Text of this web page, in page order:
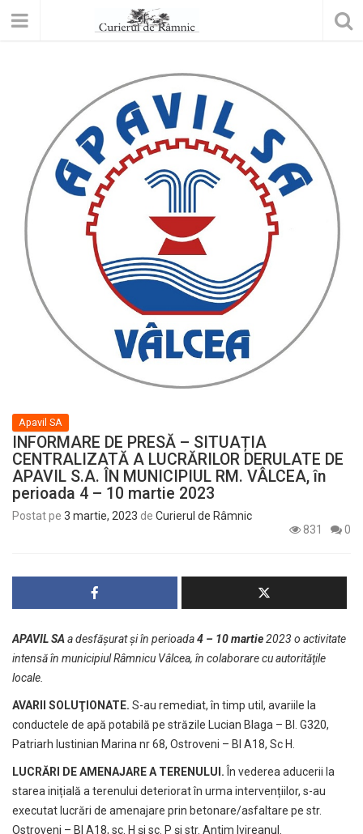
Apavil SA
INFORMARE DE PRESĂ – SITUAȚIA
CENTRALIZATĂ A LUCRĂRILOR DERULATE DE
APAVIL S.A. ÎN MUNICIPIUL RM. VÂLCEA, în
perioada 4 – 10 martie 2023
Postat pe 3 martie, 2023 de Curierul de Râmnic
831
0
APAVIL SA a desfăşurat şi în perioada4 – 10 martie2023 o activitate
intensă în municipiul Râmnicu Vâlcea, în colaborare cu autorităţile
locale.
AVARII SOLUŢIONATE. S-au remediat, în timp util, avariile la
conductele de apă potabilă pe străzile Lucian Blaga – Bl. G320,
Patriarh Iustinian Marina nr 68, Ostroveni – Bl A18, Sc H.
LUCRĂRI DE AMENAJARE A TERENULUI. În vederea aducerii la
starea inițială a terenului deteriorat în urma intervențiilor, s-au
executat lucrări de amenajare prin betonare/asfaltare pe str.
Ostroveni – Bl A18, sc. H și sc. P și str. Antim Ivireanul.